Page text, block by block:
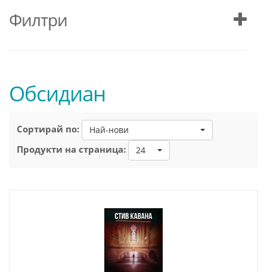
Филтри
Обсидиан
Сортирай по: Най-нови
Продукти на страница: 24